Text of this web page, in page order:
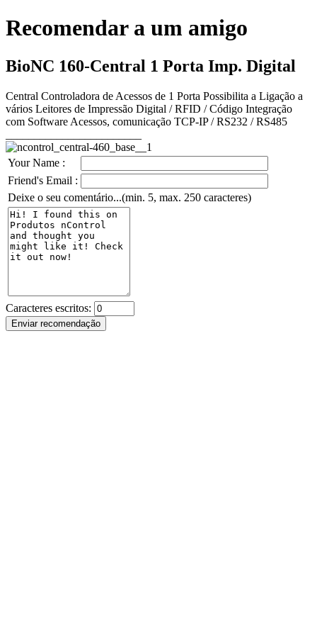
Recomendar a um amigo
BioNC 160-Central 1 Porta Imp. Digital
Central Controladora de Acessos de 1 Porta Possibilita a Ligação a
vários Leitores de Impressão Digital / RFID / Código Integração
com Software Acessos, comunicação TCP-IP / RS232 / RS485
Your Name :
Friend's Email :
Deixe o seu comentário...(min. 5, max. 250 caracteres)
Caracteres escritos: